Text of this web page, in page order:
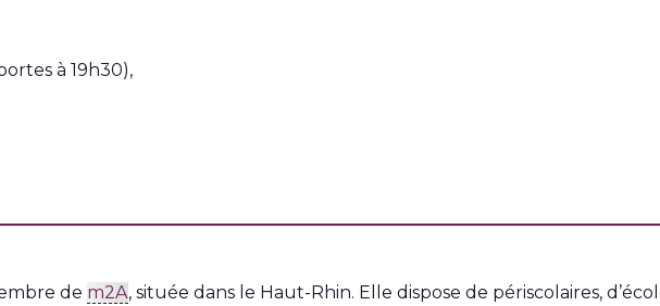
à 19h30),
de m2A, située dans le Haut-Rhin. Elle dispose de périscolaires,